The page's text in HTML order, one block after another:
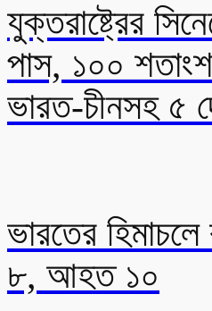
যুক্তরাষ্ট্রের
পাস, ১০০
ভারত-চীনসহ ৫
ভারতের হিমাচলে
৮, আহত ১০